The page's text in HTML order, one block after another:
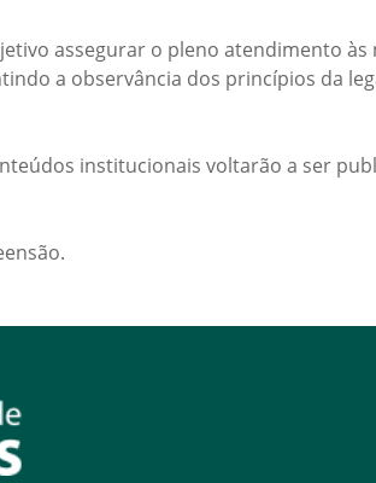
assegurar o pleno atendimento
a observância dos princípios da
institucionais voltarão a ser